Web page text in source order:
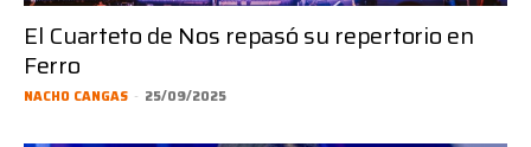
El Cuarteto de Nos repasó su repertorio en
Ferro
NACHO CANGAS - 25/09/2025